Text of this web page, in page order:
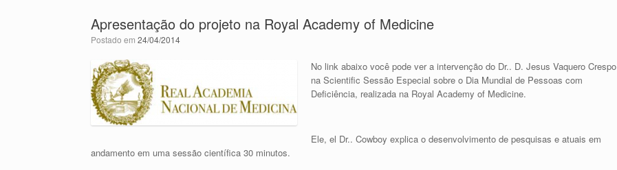
Apresentação do projeto na Royal Academy of Medicine
Postado em 24/04/2014
No link abaixo você pode ver a intervenção do Dr.. D. Jesus Vaquero Crespo
na Scientific Sessão Especial sobre o Dia Mundial de Pessoas com
Deficiência, realizada na Royal Academy of Medicine.
Ele, el Dr.. Cowboy explica o desenvolvimento de pesquisas e atuais em
andamento em uma sessão científica 30 minutos.